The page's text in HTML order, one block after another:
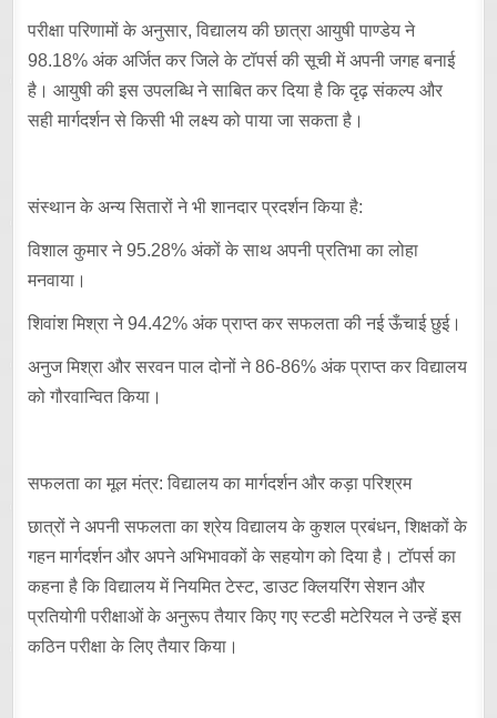
परीक्षा परिणामों के अनुसार, विद्यालय की छात्रा आयुषी पाण्डेय ने
98.18% अंक अर्जित कर जिले के टॉपर्स की सूची में अपनी जगह बनाई
है। आयुषी की इस उपलब्धि ने साबित कर दिया है कि दृढ़ संकल्प और
सही मार्गदर्शन से किसी भी लक्ष्य को पाया जा सकता है।
संस्थान के अन्य सितारों ने भी शानदार प्रदर्शन किया है:
विशाल कुमार ने 95.28% अंकों के साथ अपनी प्रतिभा का लोहा
मनवाया।
शिवांश मिश्रा ने 94.42% अंक प्राप्त कर सफलता की नई ऊँचाई छुई।
अनुज मिश्रा और सरवन पाल दोनों ने 86-86% अंक प्राप्त कर विद्यालय
को गौरवान्वित किया।
सफलता का मूल मंत्र: विद्यालय का मार्गदर्शन और कड़ा परिश्रम
छात्रों ने अपनी सफलता का श्रेय विद्यालय के कुशल प्रबंधन, शिक्षकों के
गहन मार्गदर्शन और अपने अभिभावकों के सहयोग को दिया है। टॉपर्स का
कहना है कि विद्यालय में नियमित टेस्ट, डाउट क्लियरिंग सेशन और
प्रतियोगी परीक्षाओं के अनुरूप तैयार किए गए स्टडी मटेरियल ने उन्हें इस
कठिन परीक्षा के लिए तैयार किया।